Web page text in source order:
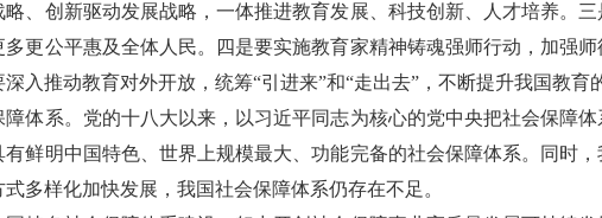
略、创新驱动发展战略，一体推进教育发展、科技创新、人才培养。
多更公平惠及全体人民。四是要实施教育家精神铸魂强师行动，加强
入推动教育对外开放，统筹“引进来”和“走出去”，不断提升我国教育
系。党的十八大以来，以习近平同志为核心的党中央把社会保障体
有鲜明中国特色、世界上规模最大、功能完备的社会保障体系。同时
多样化加快发展，我国社会保障体系仍存在不足。